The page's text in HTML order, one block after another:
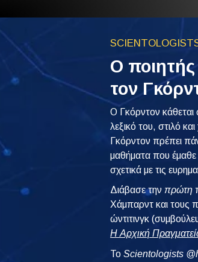
Ο
τον
Ο Γκόρντον κάθεται
λεξικό του, στιλό
Γκόρντον πρέπει
μαθήματα που
σχετικά με τις
Διάβασε την πρώτη
Χάμπαρντ και τους
ώντιτινγκ
Η Αρχική
ToScientologists